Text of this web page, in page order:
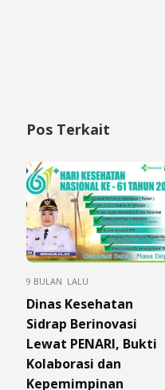
Pos Terkait
9 BULAN LALU
Dinas Kesehatan
Sidrap Berinovasi
Lewat PENARI, Bukti
Kolaborasi dan
Kepemimpinan